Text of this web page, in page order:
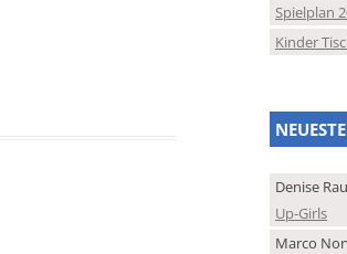
Spielplan
Kinder
Denise
Up-Girls
Marco